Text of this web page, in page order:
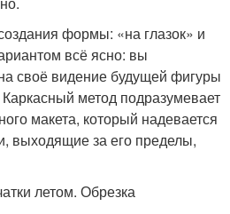
формы: «на глазок» и
всё ясно: вы
своё видение будущей фигуры
метод подразумевает
макета, который надевается
выходящие за его пределы,